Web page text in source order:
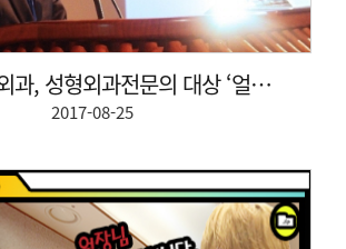
스타트성형외과, 성형외과전문의 대상 ‘얼굴자가지방이...
2017-08-25